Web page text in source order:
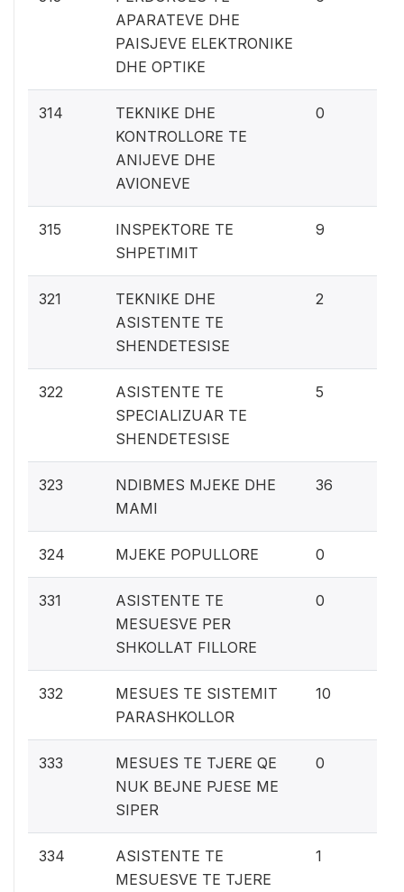
APARATEVE DHE
PAISJEVE ELEKTRONIKE
DHE OPTIKE
314
TEKNIKE DHE
KONTROLLORE TE
ANIJEVE DHE
AVIONEVE
0
315
INSPEKTORE TE
SHPETIMIT
9
321
TEKNIKE DHE
ASISTENTE TE
SHENDETESISE
2
322
ASISTENTE TE
SPECIALIZUAR TE
SHENDETESISE
5
323
NDIBMES MJEKE DHE
MAMI
36
324 MJEKE POPULLORE 0
331
ASISTENTE TE
MESUESVE PER
SHKOLLAT FILLORE
0
332
MESUES TE SISTEMIT
PARASHKOLLOR
10
333
MESUES TE TJERE QE
NUK BEJNE PJESE ME
SIPER
0
334
ASISTENTE TE
MESUESVE TE TJERE
1